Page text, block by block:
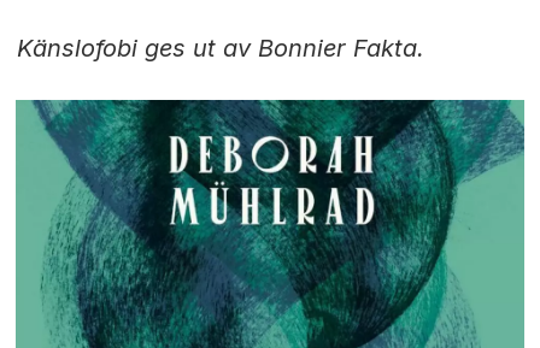
Känslofobi ges ut av Bonnier Fakta.